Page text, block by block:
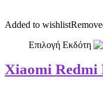
Added to wishlist
Επιλογή Εκδότη
Xiaomi Redmi